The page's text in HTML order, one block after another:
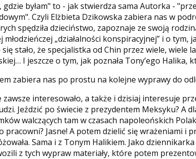
gdzie byłam" to - jak stwierdza sama Autorka -
Czyli Elżbieta Dzikowska zabiera nas w
spędziła dzieciństwo, zapoznaje ze swoją
młodzieńczej „działalności konspiracyjnej” i o
stało, że specjalistka od Chin przez wiele, wiele
I jeszcze o tym, jak poznała Tony’ego Halika,
zabiera nas po prostu na kolejne wyprawy do
zawsze interesowało, a także i dzisiaj interesuje
Jeździć po świecie z prezydentem Meksyku?
walczących tam w czasach napoleońskich
pracowni? Jasne! A potem dzielić się wrażeniami i
Sama i z Tonym Halikiem. Jako
z tych wypraw materiały, które potem